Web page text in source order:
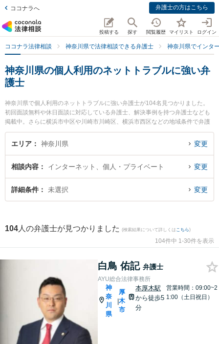
ココナラへ 弁護士の方はこちら
投稿する 探す 閲覧履歴 マイリスト ログイン
ココナラ法律相談 神奈川県で法律相談できる弁護士 神奈川県でインタ
神奈川県の個人利用のネットトラブルに強い弁
護士
神奈川県で個人利用のネットトラブルに強い弁護士が104名見つかりました。
初回面談無料や休日面談に対応している弁護士、解決事例を持つ弁護士なども
掲載中。さらに横浜市中区や川崎市川崎区、横浜市西区などの地域条件で弁護
士を絞り込めます。インターネットに関係する誹謗中傷や名誉毀損、個人特定
等の細かな分野での絞り込み検索もでき便利です。特にAYU総合法律事務所の
などが注目されています。『神奈川県で土日や夜間に発生した個人利用のネッ
トトラブルのトラブルを今すぐに弁護士に相談したい』『個人利用のネットト
ラブルのトラブル解決の実績豊富な近くの弁護士を検索したい』『初回相談無
エリア 神奈川県 変更
相談内容 インターネット、個人・プライベート 変更
詳細条件 未選択 変更
104 人の弁護士が見つかりました (検索結果について詳しくは こちら)
104件中 1-30件を表示
白鳥 佑記 弁護士
AYU総合法律事務所
神
奈
川
県
|
厚
木
市
本厚木駅
から徒歩5
分
営業時間：09:00~2
1:00（土日祝日）